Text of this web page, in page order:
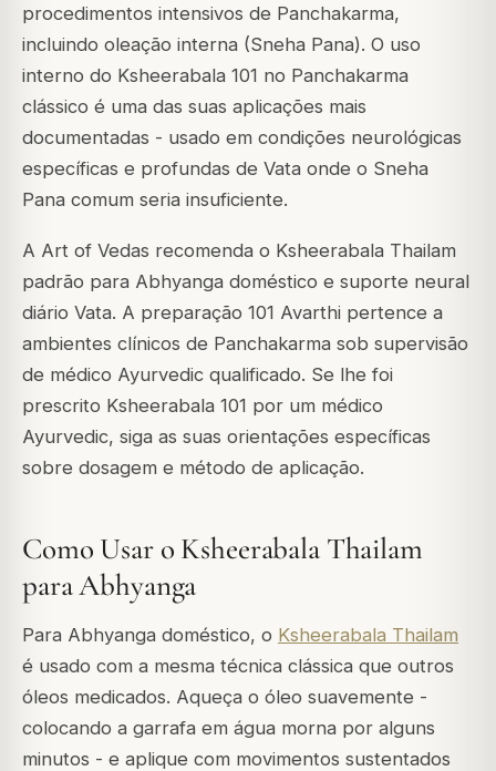
procedimentos intensivos de Panchakarma,
incluindo oleação interna (Sneha Pana). O uso
interno do Ksheerabala 101 no Panchakarma
clássico é uma das suas aplicações mais
documentadas - usado em condições neurológicas
específicas e profundas de Vata onde o Sneha
Pana comum seria insuficiente.
A Art of Vedas recomenda o Ksheerabala Thailam
padrão para Abhyanga doméstico e suporte neural
diário Vata. A preparação 101 Avarthi pertence a
ambientes clínicos de Panchakarma sob supervisão
de médico Ayurvedic qualificado. Se lhe foi
prescrito Ksheerabala 101 por um médico
Ayurvedic, siga as suas orientações específicas
sobre dosagem e método de aplicação.
Como Usar o Ksheerabala Thailam
para Abhyanga
Para Abhyanga doméstico, o Ksheerabala Thailam
é usado com a mesma técnica clássica que outros
óleos medicados. Aqueça o óleo suavemente -
colocando a garrafa em água morna por alguns
minutos - e aplique com movimentos sustentados